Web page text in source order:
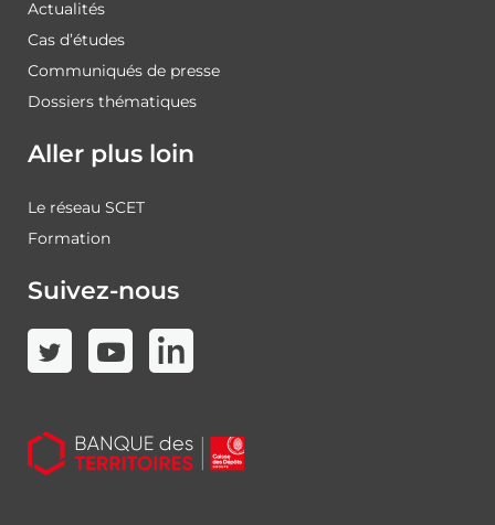
Actualités
Cas d’études
Communiqués de presse
Dossiers thématiques
Aller plus loin
Le réseau SCET
Formation
Suivez-nous